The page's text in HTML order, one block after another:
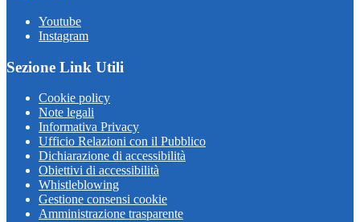
Youtube
Instagram
Sezione Link Utili
Cookie policy
Note legali
Informativa Privacy
Ufficio Relazioni con il Pubblico
Dichiarazione di accessibilità
Obiettivi di accessibilità
Whistleblowing
Gestione consensi cookie
Amministrazione trasparente